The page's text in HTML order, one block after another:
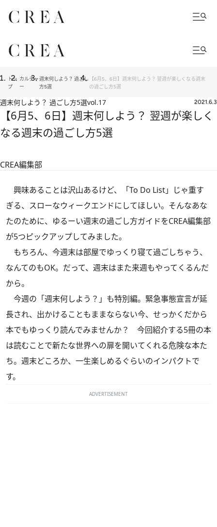
トッ
プ
カルチャ
ー
週末何しよう？ 過ごし
方5選
【6月5、6日】週末何しよう？ 翌週が楽しくなる週末
の過ごし方5選
週末何しよう？ 過ごし方5選vol.17 2021.6.3
【6月5、6日】週末何しよう？ 翌週が楽しく
なる週末の過ごし方5選
CREA編集部
興味あることは沢山あるけど、「To Do List」じゃ重す
ぎる、スローなウィークエンドにしてほしい。そんなあな
たのために、ゆるーい週末の過ごし方ガイドをCREA編集部
が5つピックアップしてみました。
もちろん、今週末は部屋でゆっくり寝て過ごしちゃう、
なんてのもOK。だって、週末はまた来週もやってくるんだ
から。
今週の「週末何しよう？」も特別編。緊急事態宣言が延
長され、出かけることもままならない今、せっかくだから
本でもゆっくり読んでみませんか？ 今回紹介する5冊の本
は読むことで新たな世界への扉を開いてくれる危険な本た
ち。週末どころか、一生楽しめるぐらいのインパクトで
す。
ADVERTISEMENT